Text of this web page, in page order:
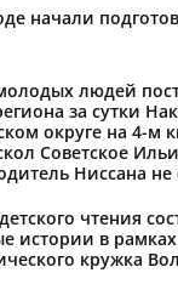
начали
людей
за сутки
округе на 4-м
Советское
Ниссана не
чтения
истории в рамках
кружка